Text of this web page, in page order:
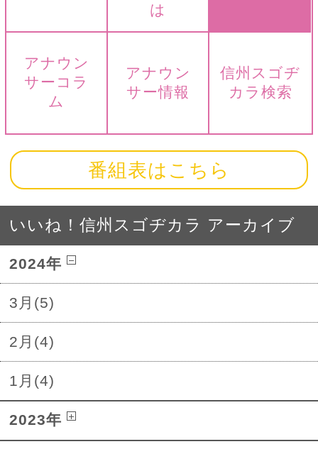
は
アナウン
サーコラ
ム
アナウン
サー情報
信州スゴヂ
カラ検索
番組表はこちら
いいね！信州スゴヂカラ アーカイブ
2024年
3月(5)
2月(4)
1月(4)
2023年